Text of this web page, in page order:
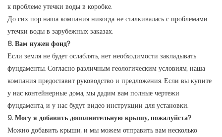
к проблеме утечки воды в коробке.
До сих пор наша компания никогда не сталкивалась с проблемами
утечки воды в зарубежных заказах.
8. Вам нужен фонд?
Если земля не будет ослаблять, нет необходимости закладывать
фундаменты. Согласно различным геологическим условиям, наша
компания предоставит руководство и предложения. Если вы купите
у нас контейнерные дома, мы дадим вам полные чертежи
фундамента, и у нас будут видео инструкции для установки.
9. Могу я добавить дополнительную крышу, пожалуйста?
Можно добавить крыши, и мы можем отправить вам несколько